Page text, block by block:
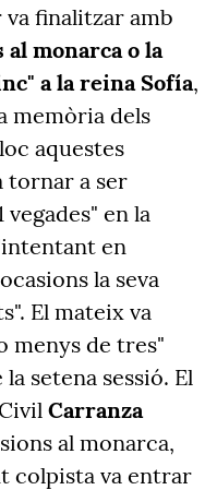
va finalitzar amb
monarca o la
a la reina Sofía,
memòria dels
aquestes
tornar a ser
en la
en
la seva
El mateix va
menys de tres"
setena sessió. El
Carranza
al monarca,
colpista va entrar